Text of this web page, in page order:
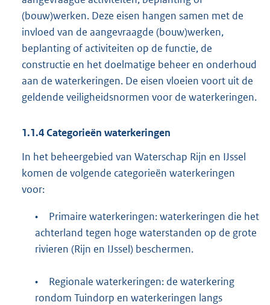
(bouw)werken. Deze eisen hangen samen met de
invloed van de aangevraagde (bouw)werken,
beplanting of activiteiten op de functie, de
constructie en het doelmatige beheer en onderhoud
aan de waterkeringen. De eisen vloeien voort uit de
geldende veiligheidsnormen voor de waterkeringen.
1.1.4Categorieën waterkeringen
In het beheergebied van Waterschap Rijn en IJssel
komen de volgende categorieën waterkeringen
voor:
•
Primaire waterkeringen: waterkeringen die het
achterland tegen hoge waterstanden op de grote
rivieren (Rijn en IJssel) beschermen.
•
Regionale waterkeringen: de waterkering
rondom Tuindorp en waterkeringen langs